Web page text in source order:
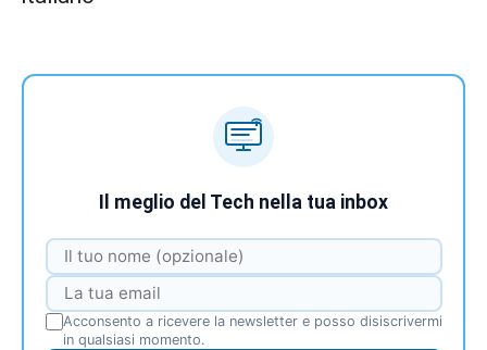
Il meglio del Tech nella tua inbox
Acconsento a ricevere la newsletter e posso disiscrivermi
in qualsiasi momento.